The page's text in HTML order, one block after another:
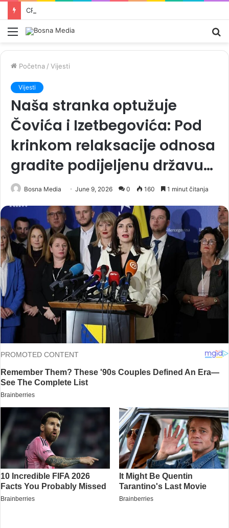
Meni
Početna / Vijesti
Vijesti
Naša stranka optužuje
Čovića i Izetbegovića: Pod
krinkom relaksacije odnosa
gradite podijeljenu državu…
Bosna Media June 9, 2026 0 160 1 minut čitanja